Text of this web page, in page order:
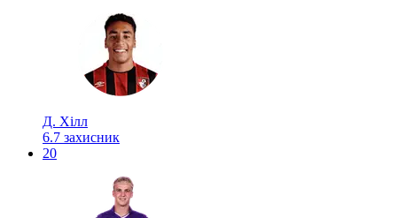
Д. Хілл
6.7 захисник
20